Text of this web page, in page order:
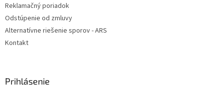
Reklamačný poriadok
Odstúpenie od zmluvy
Alternatívne riešenie sporov - ARS
Kontakt
Prihlásenie